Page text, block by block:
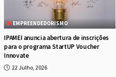
EMPREENDEDORISMO
IPAMEI anuncia abertura de inscrições
para o programa StartUP Voucher
Innovate
22 Julho, 2026